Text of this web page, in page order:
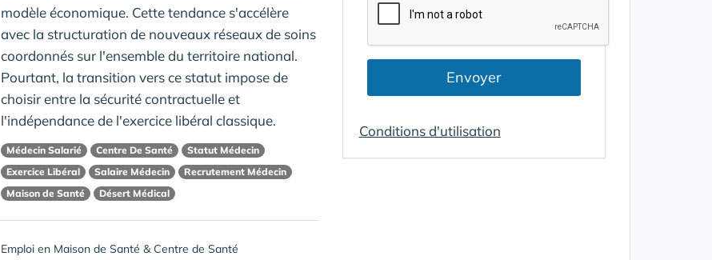
modèle économique. Cette tendance s'accélère
avec la structuration de nouveaux réseaux de soins
coordonnés sur l'ensemble du territoire national.
Pourtant, la transition vers ce statut impose de
choisir entre la sécurité contractuelle et
l'indépendance de l'exercice libéral classique.
Médecin Salarié Centre De Santé
Statut Médecin
Exercice Libéral
Salaire Médecin
Recrutement Médecin
Maison de Santé
Désert Médical
Emploi en Maison de Santé & Centre de Santé
Envoyer
Conditions d'utilisation